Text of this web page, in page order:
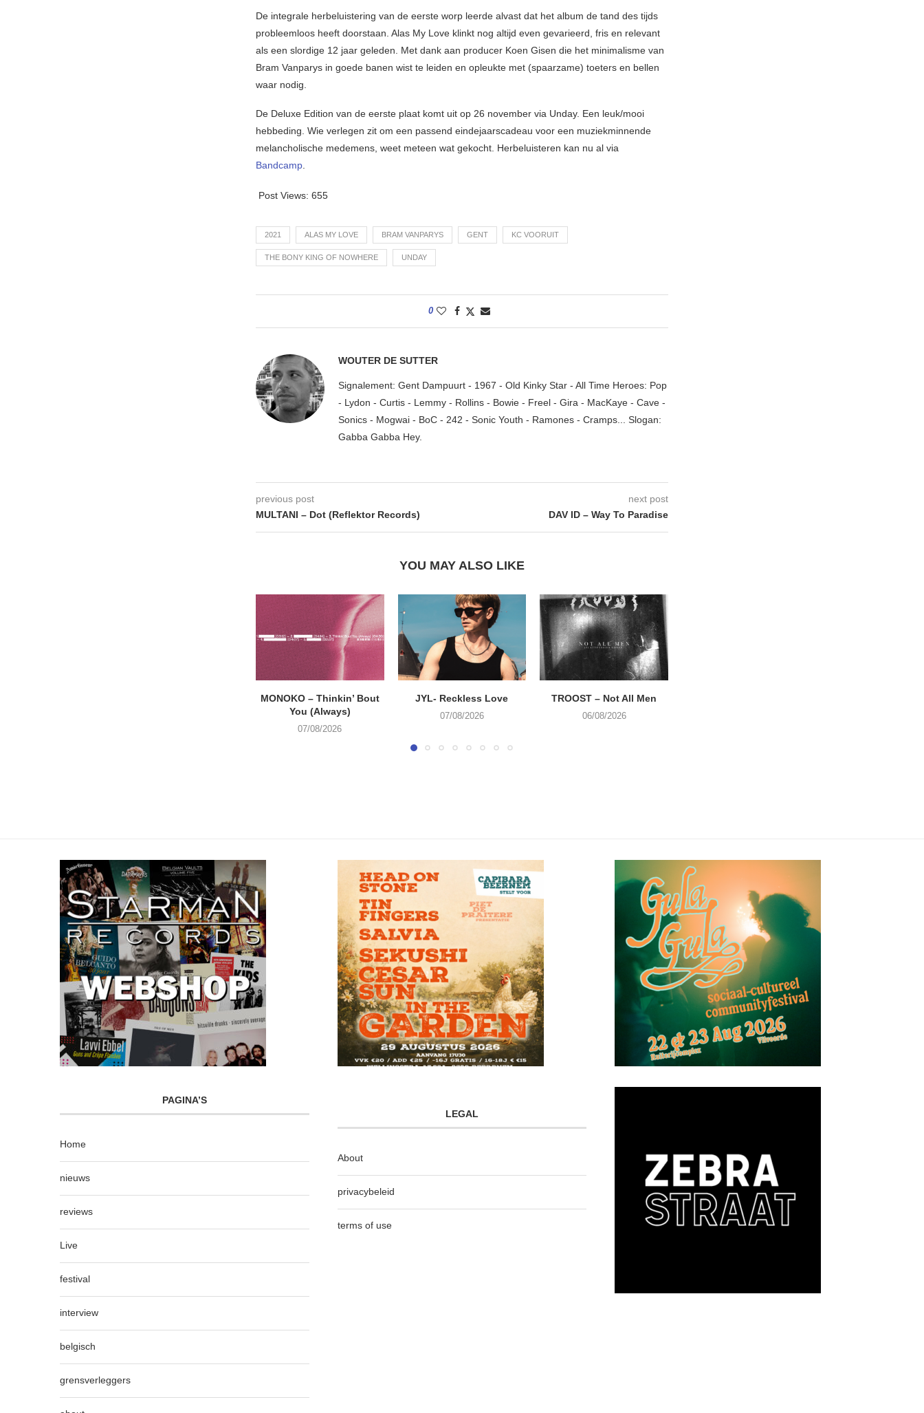
De integrale herbeluistering van de eerste worp leerde alvast dat het album de tand des tijds
probleemloos heeft doorstaan. Alas My Love klinkt nog altijd even gevarieerd, fris en relevant
als een slordige 12 jaar geleden. Met dank aan producer Koen Gisen die het minimalisme van
Bram Vanparys in goede banen wist te leiden en opleukte met (spaarzame) toeters en bellen
waar nodig.
De Deluxe Edition van de eerste plaat komt uit op 26 november via Unday. Een leuk/mooi
hebbeding. Wie verlegen zit om een passend eindejaarscadeau voor een muziekminnende
melancholische medemens, weet meteen wat gekocht. Herbeluisteren kan nu al via
Bandcamp.
Post Views: 655
2021 ALAS MY LOVE BRAM VANPARYS GENT KC VOORUIT
THE BONY KING OF NOWHERE UNDAY
0
WOUTER DE SUTTER
Signalement: Gent Dampuurt - 1967 - Old Kinky Star - All Time Heroes: Pop
- Lydon - Curtis - Lemmy - Rollins - Bowie - Freel - Gira - MacKaye - Cave -
Sonics - Mogwai - BoC - 242 - Sonic Youth - Ramones - Cramps... Slogan:
Gabba Gabba Hey.
previous post
MULTANI – Dot (Reflektor Records)
next post
DAV ID – Way To Paradise
YOU MAY ALSO LIKE
MONOKO – Thinkin’ Bout
You (Always)
07/08/2026
JYL- Reckless Love
07/08/2026
TROOST – Not All Men
06/08/2026
PAGINA’S
Home
nieuws
reviews
Live
festival
interview
belgisch
grensverleggers
LEGAL
About
privacybeleid
terms of use